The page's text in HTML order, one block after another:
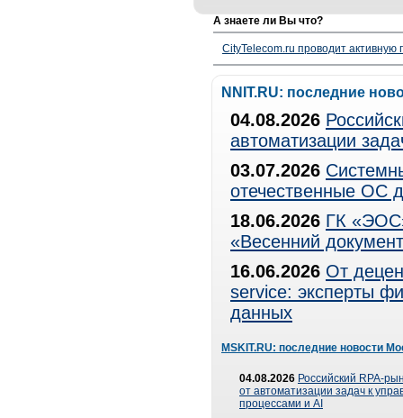
А знаете ли Вы что?
CityTelecom.ru проводит активную
NNIT.RU: последние
04.08.2026
автоматизации
03.07.2026
отечественные ОС
18.06.2026 ГК
«Весенний
16.06.2026 От
service: эксперты
данных
MSKIT.RU: последние новости
04.08.2026 Российский RPA-
от автоматизации задач к
процессами и AI